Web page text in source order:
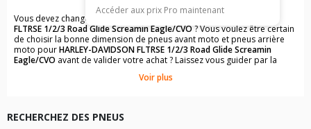
Accéder aux prix Pro maintenant
Vous devez changer les pneus moto de votre
FLTRSE 1/2/3 Road Glide Screamin Eagle/CVO? Vous voulez être certain
de choisir la bonne dimension de pneus avant moto et pneus arrière
moto pourHARLEY-DAVIDSON FLTRSE 1/2/3 Road Glide Screamin
Eagle/CVO avant de valider votre achat ? Laissez vous guider par la
dimensions de pneus pour votreHARLEY-DAVIDSON
pneumatiques. Grâce à la recherche simplifiée pour les motos
DAVIDSON FLTRSE 1/2/3 Road Glide Screamin Eagle/CVO
Voir plus
RECHERCHEZ DES PNEUS